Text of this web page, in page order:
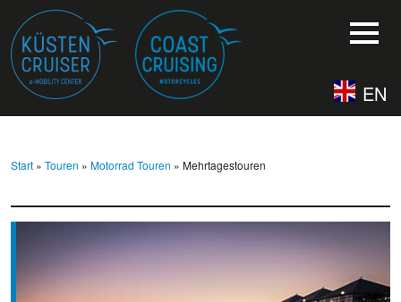
EN
Start » Touren » Motorrad Touren » Mehrtagestouren